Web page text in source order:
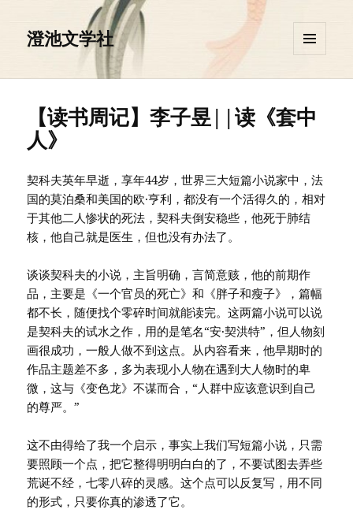
澄池文学社
挂件
【读书周记】李子昱||读《套中
人》
契科夫英年早逝，享年44岁，世界三大短篇小说家中，法
国的莫泊桑和美国的欧·亨利，都没有一个活得久的，相对
于其他二人惨状的死法，契科夫倒安稳些，他死于肺结
核，他自己就是医生，但也没有办法了。
谈谈契科夫的小说，主旨明确，言简意赅，他的前期作
品，主要是《一个官员的死亡》和《胖子和瘦子》，篇幅
都不长，随便找个零碎时间就能读完。这两篇小说可以说
是契科夫的试水之作，用的是笔名“安·契洪特”，但人物刻
画很成功，一般人做不到这点。从内容看来，他早期时的
作品主题差不多，多为表现小人物在遇到大人物时的卑
微，这与《变色龙》不谋而合，“人群中应该意识到自己
的尊严。”
这不由得给了我一个启示，事实上我们写短篇小说，只需
要照顾一个点，把它整得明明白白的了，不要试图去弄些
荒诞不经，七零八碎的灵感。这个点可以反复写，用不同
的形式，只要你真的渗透了它。